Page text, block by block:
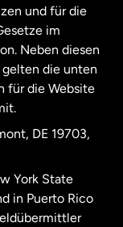
und für die
im
Neben diesen
die unten
für die Website
DE 19703,
York State
in Puerto Rico